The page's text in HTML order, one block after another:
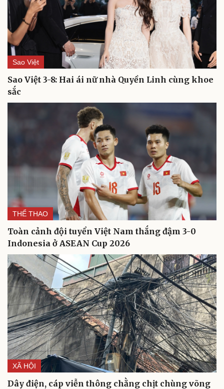
Du lịch
Tư vấn
check-in
Podcast
Câu chuyện thời sự
Đọc truyện đêm khuya
Cửa sổ tình yêu
Kể chuyện cho bé
Hạt giống tâm hồn
Sao Việt
Sao Việt 3-8: Hai ái nữ nhà Quyền Linh cùng khoe
sắc
THỂ THAO
Toàn cảnh đội tuyển Việt Nam thắng đậm 3-0
Indonesia ở ASEAN Cup 2026
XÃ HỘI
Dây điện, cáp viễn thông chằng chịt chùng võng